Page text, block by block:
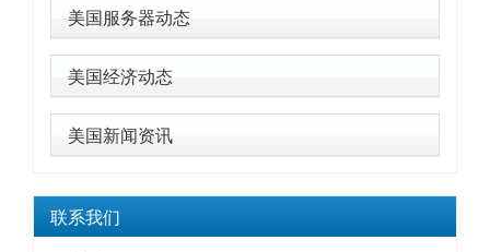
美国服务器动态
美国经济动态
美国新闻资讯
联系我们